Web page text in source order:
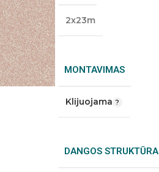
2x23m
MONTAVIMAS
Klijuojama
DANGOS STRUKTŪRA